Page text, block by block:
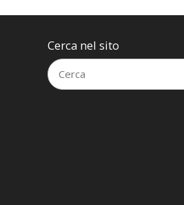
Cerca nel sito